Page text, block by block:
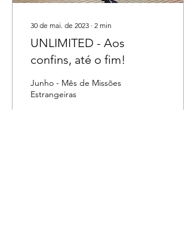
30 de mai. de 2023 ∙ 2 min
UNLIMITED - Aos
confins, até o fim!
Junho - Mês de Missões
Estrangeiras